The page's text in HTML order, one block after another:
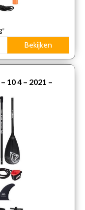
*
Bekijken
10 4 – 2021 –
– Beginner –